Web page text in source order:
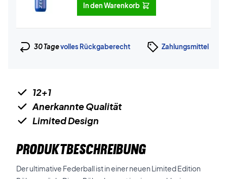
In den Warenkorb
30 Tagevolles Rückgaberecht Zahlungsmittel
12+1
Anerkannte Qualität
Limited Design
PRODUKTBESCHREIBUNG
Der ultimative Federball ist in einer neuen Limited Edition